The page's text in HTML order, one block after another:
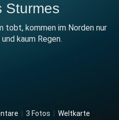
Sturmes
tobt, kommen im Norden nur
kaum Regen.
3 Fotos Weltkarte